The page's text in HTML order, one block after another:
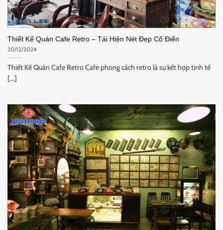
Thiết Kế Quán Cafe Retro – Tái Hiện Nét Đẹp Cổ Điển
20/12/2024
Thiết Kế Quán Cafe Retro Cafe phong cách retro là sự kết hợp tinh tế
[...]